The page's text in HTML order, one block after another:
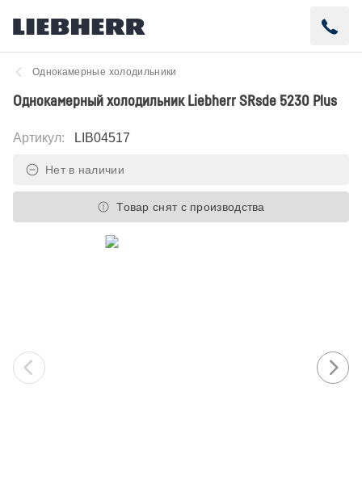
Однокамерные холодильники
Однокамерный холодильник Liebherr SRsde 5230 Plus
Артикул: LIB04517
Нет в наличии
Товар снят с производства